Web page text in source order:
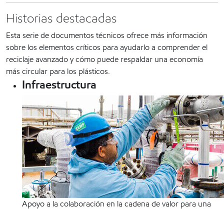
Historias destacadas
Esta serie de documentos técnicos ofrece más información
sobre los elementos críticos para ayudarlo a comprender el
reciclaje avanzado y cómo puede respaldar una economía
más circular para los plásticos.
Infraestructura
Apoyo a la colaboración en la cadena de valor para una